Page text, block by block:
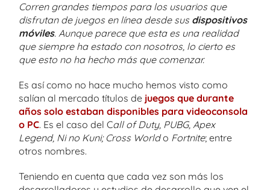
Corren grandes tiempos para los usuarios que
disfrutan de juegos en línea desde sus dispositivos
móviles. Aunque parece que esta es una realidad
que siempre ha estado con nosotros, lo cierto es
que esto no ha hecho más que comenzar.
Es así como no hace mucho hemos visto como
salían al mercado títulos de juegos que durante
años solo estaban disponibles para videoconsola
o PC. Es el caso del Call of Duty, PUBG, Apex
Legend, Ni no Kuni; Cross Worldo Fortnite; entre
otros nombres.
Teniendo en cuenta que cada vez son más los